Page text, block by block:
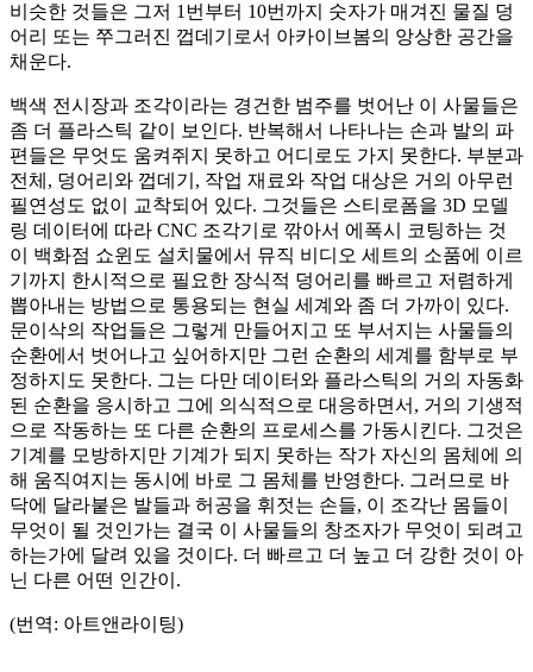
비슷한 것들은 그저 1번부터 10번까지 숫자가 매겨진 물질 덩
어리 또는 쭈그러진 껍데기로서 아카이브봄의 앙상한 공간을
채운다.
백색 전시장과 조각이라는 경건한 범주를 벗어난 이 사물들은
좀 더 플라스틱 같이 보인다. 반복해서 나타나는 손과 발의 파
편들은 무엇도 움켜쥐지 못하고 어디로도 가지 못한다. 부분과
전체, 덩어리와 껍데기, 작업 재료와 작업 대상은 거의 아무런
필연성도 없이 교착되어 있다. 그것들은 스티로폼을 3D 모델
링 데이터에 따라 CNC 조각기로 깎아서 에폭시 코팅하는 것
이 백화점 쇼윈도 설치물에서 뮤직 비디오 세트의 소품에 이르
기까지 한시적으로 필요한 장식적 덩어리를 빠르고 저렴하게
뽑아내는 방법으로 통용되는 현실 세계와 좀 더 가까이 있다.
문이삭의 작업들은 그렇게 만들어지고 또 부서지는 사물들의
순환에서 벗어나고 싶어하지만 그런 순환의 세계를 함부로 부
정하지도 못한다. 그는 다만 데이터와 플라스틱의 거의 자동화
된 순환을 응시하고 그에 의식적으로 대응하면서, 거의 기생적
으로 작동하는 또 다른 순환의 프로세스를 가동시킨다. 그것은
기계를 모방하지만 기계가 되지 못하는 작가 자신의 몸체에 의
해 움직여지는 동시에 바로 그 몸체를 반영한다. 그러므로 바
닥에 달라붙은 발들과 허공을 휘젓는 손들, 이 조각난 몸들이
무엇이 될 것인가는 결국 이 사물들의 창조자가 무엇이 되려고
하는가에 달려 있을 것이다. 더 빠르고 더 높고 더 강한 것이 아
닌 다른 어떤 인간이.
(번역: 아트앤라이팅)